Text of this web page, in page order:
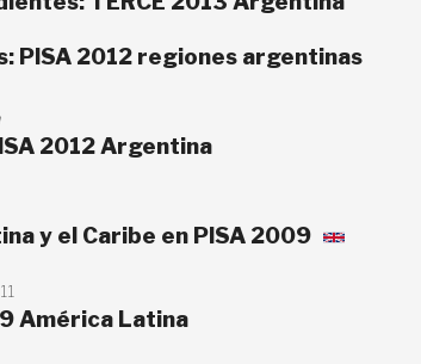
PISA 2012 regiones argentinas
2012 Argentina
y el Caribe en PISA 2009
América Latina